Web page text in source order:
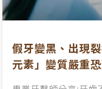
假牙變黑、出現
元素」變質嚴重